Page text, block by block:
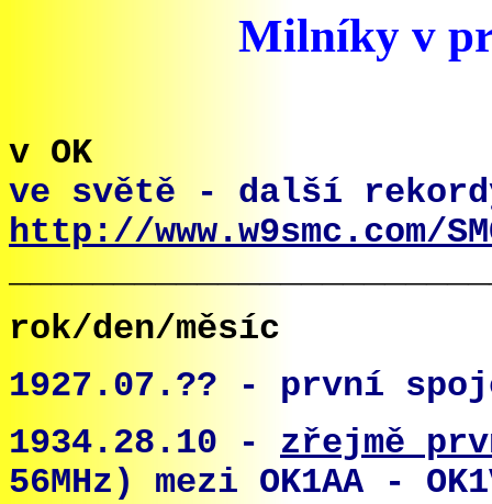
Milníky v
v OK
ve světě - další
http://www.w9smc.com/
rok/den/měsíc
1927.07.?? - první
1934.28.10 - zřejmě
56MHz)
mezi OK1AA -